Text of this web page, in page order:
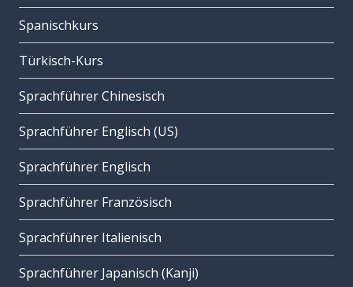
Spanischkurs
Türkisch-Kurs
Sprachführer Chinesisch
Sprachführer Englisch (US)
Sprachführer Englisch
Sprachführer Französisch
Sprachführer Italienisch
Sprachführer Japanisch (Kanji)